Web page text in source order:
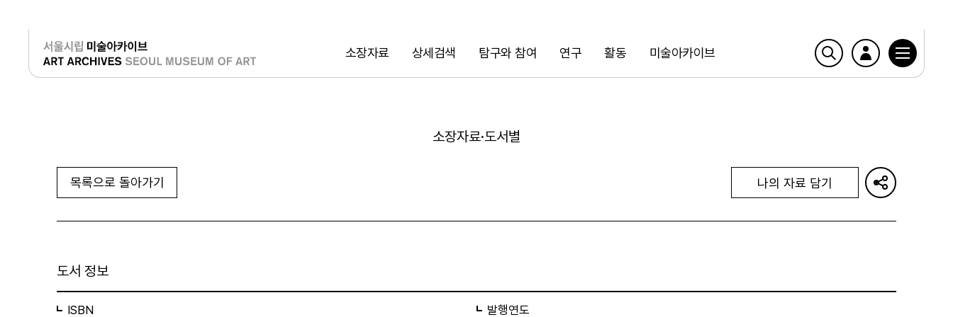
소장자료 상세검색 탐구와 참여 연구 활동 미술아카이브
검색
로그인
소장자료·도서별
목록으로 돌아가기 나의 자료 담기
도서 정보
ISBN 발행연도